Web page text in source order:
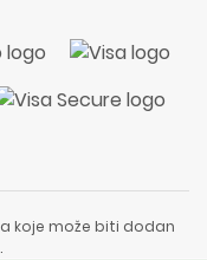
koje može biti dodan